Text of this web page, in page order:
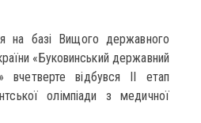
на базі Вищого державного
«Буковинський державний
вчетверте відбувся ІІ етап
олімпіади з медичної